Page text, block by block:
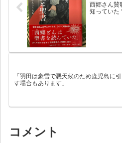
西郷さん賛
知っていた
「羽田は豪雪で悪天候のため鹿児島に
す場合もあります」
コメント